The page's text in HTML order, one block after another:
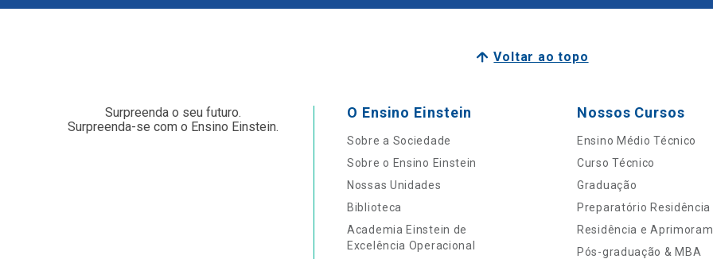
Voltar ao topo
Surpreenda o seu futuro.
Surpreenda-se com o Ensino Einstein.
O Ensino Einstein
Sobre a Sociedade
Sobre o Ensino Einstein
Nossas Unidades
Biblioteca
Academia Einstein de
Excelência Operacional
Nossos Cursos
Ensino Médio Técnico
Curso Técnico
Graduação
Preparatório Residência
Residência e
Pós-graduação & MBA